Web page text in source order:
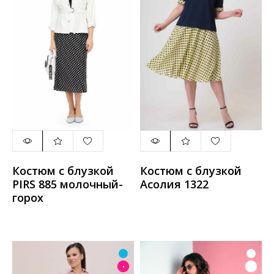
Костюм с блузкой
PIRS 885 молочный-
горох
Костюм с блузкой
Асолия 1322